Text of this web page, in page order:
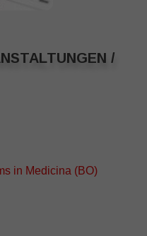
/
in Medicina (BO)